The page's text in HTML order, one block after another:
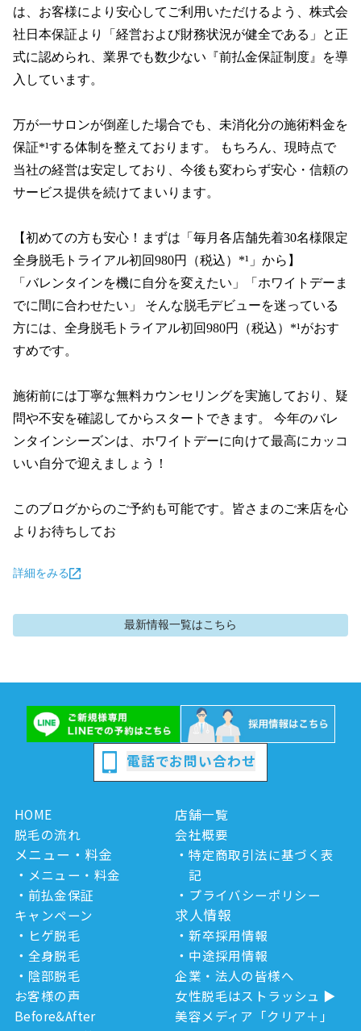
は、お客様により安心してご利用いただけるよう、株式会
社日本保証より「経営および財務状況が健全である」と正
式に認められ、業界でも数少ない『前払金保証制度』を導
入しています。
万が一サロンが倒産した場合でも、未消化分の施術料金を
保証*¹する体制を整えております。 もちろん、現時点で
当社の経営は安定しており、今後も変わらず安心・信頼の
サービス提供を続けてまいります。
【初めての方も安心！まずは「毎月各店舗先着30名様限定
全身脱毛トライアル初回980円（税込）*¹」から】
「バレンタインを機に自分を変えたい」「ホワイトデーま
でに間に合わせたい」 そんな脱毛デビューを迷っている
方には、全身脱毛トライアル初回980円（税込）*¹がおす
すめです。
施術前には丁寧な無料カウンセリングを実施しており、疑
問や不安を確認してからスタートできます。 今年のバレ
ンタインシーズンは、ホワイトデーに向けて最高にカッコ
いい自分で迎えましょう！
このブログからのご予約も可能です。皆さまのご来店を心
よりお待ちしてお
詳細をみる
最新情報一覧はこちら
電話でお問い合わせ
HOME
脱毛の流れ
メニュー・料金
メニュー・料金
前払金保証
キャンペーン
ヒゲ脱毛
全身脱毛
陰部脱毛
お客様の声
Before&After
店舗一覧
会社概要
特定商取引法に基づく表
記
プライバシーポリシー
求人情報
新卒採用情報
中途採用情報
企業・法人の皆様へ
女性脱毛はストラッシュ
美容メディア「クリア＋」